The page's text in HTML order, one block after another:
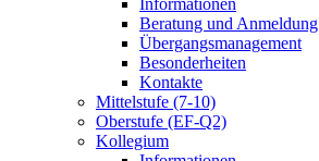
Informationen
Beratung und Anmeldung
Übergangsmanagement
Besonderheiten
Kontakte
Mittelstufe (7-10)
Oberstufe (EF-Q2)
Kollegium